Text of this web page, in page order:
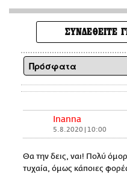
ΣΥΝΔΕΘΕΙΤΕ
Inanna
5.8.2020 | 10:00
Θα την δεις, ναι! Πολύ
τυχαία, όμως κάποιες